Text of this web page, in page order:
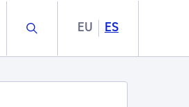
Buscar EU ES